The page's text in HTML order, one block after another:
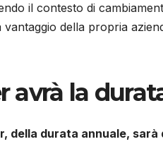
il contesto di
vantaggio della propria
avrà la
della durata annuale,